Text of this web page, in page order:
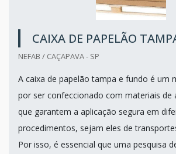
CAIXA DE PAPELÃO
NEFAB / CAÇAPAVA - SP
A caixa de papelão tampa e fundo é um
por ser confeccionado com materiais de
que garantem a aplicação segura em
procedimentos, sejam eles de
Por isso, é essencial que uma pesquisa